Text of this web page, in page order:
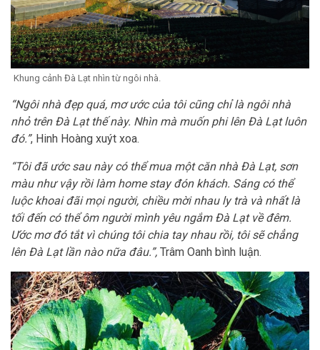
Khung cảnh Đà Lạt nhìn từ ngôi nhà.
“Ngôi nhà đẹp quá, mơ ước của tôi cũng chỉ là ngôi nhà
nhỏ trên Đà Lạt thế này. Nhìn mà muốn phi lên Đà Lạt luôn
đó.”, Hinh Hoàng xuýt xoa.
“Tôi đã ước sau này có thể mua một căn nhà Đà Lạt, sơn
màu như vậy rồi làm home stay đón khách. Sáng có thể
luộc khoai đãi mọi người, chiều mời nhau ly trà và nhất là
tối đến có thể ôm người mình yêu ngắm Đà Lạt về đêm.
Ước mơ đó tắt vì chúng tôi chia tay nhau rồi, tôi sẽ chẳng
lên Đà Lạt lần nào nữa đâu.”, Trâm Oanh bình luận.